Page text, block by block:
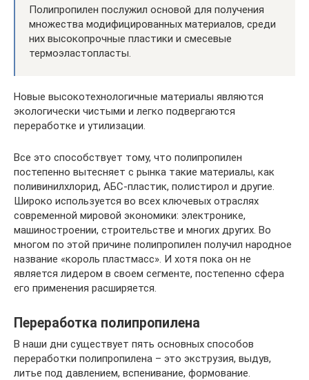
Полипропилен послужил основой для получения
множества модифицированных материалов, среди
них высокопрочные пластики и смесевые
термоэластопласты.
Новые высокотехнологичные материалы являются
экологически чистыми и легко подвергаются
переработке и утилизации.
Все это способствует тому, что полипропилен
постепенно вытесняет с рынка такие материалы, как
поливинилхлорид, АБС-пластик, полистирол и другие.
Широко используется во всех ключевых отраслях
современной мировой экономики: электронике,
машиностроении, строительстве и многих других. Во
многом по этой причине полипропилен получил народное
название «король пластмасс». И хотя пока он не
является лидером в своем сегменте, постепенно сфера
его применения расширяется.
Переработка полипропилена
В наши дни существует пять основных способов
переработки полипропилена – это экструзия, выдув,
литье под давлением, вспенивание, формование.